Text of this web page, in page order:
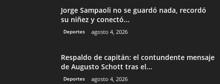
Jorge Sampaoli no se guardó nada, recordó
su niñez y conectó...
Deportes agosto 4, 2026
Respaldo de capitán: el contundente mensaje
de Augusto Schott tras el...
Deportes agosto 4, 2026